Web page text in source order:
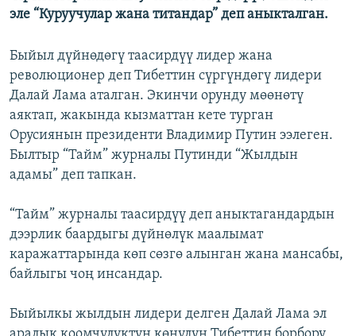
эле “Куруучулар жана титандар” деп аныкталган.
Быйыл дүйнөдөгү таасирдүү лидер жана
революционер деп Тибеттин сүргүндөгү лидери
Далай Лама аталган. Экинчи орунду мөөнөтү
аяктап, жакында кызматтан кете турган
Орусиянын президенти Владимир Путин ээлеген.
Былтыр “Тайм” журналы Путинди “Жылдын
адамы” деп тапкан.
“Тайм” журналы таасирдүү деп аныктагандардын
дээрлик баардыгы дүйнөлүк маалымат
каражаттарында көп сөзгө алынган жана мансабы,
байлыгы чоң инсандар.
Быйылкы жылдын лидери делген Далай Лама эл